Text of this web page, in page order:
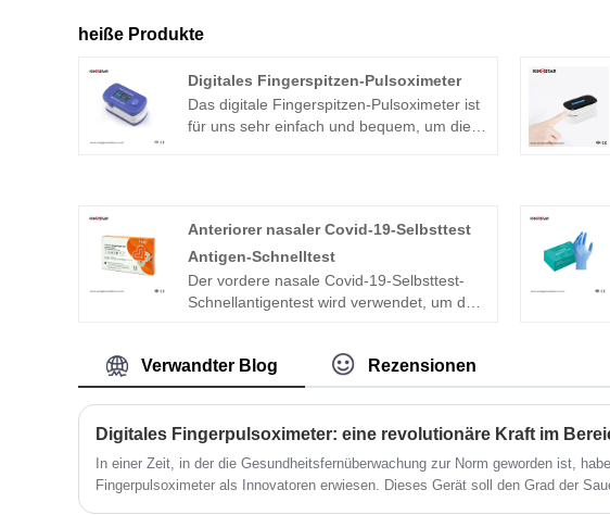
heiße Produkte
Digitales Fingerspitzen-Pulsoximeter
Das digitale Fingerspitzen-Pulsoximeter ist
für uns sehr einfach und bequem, um die
Gesundheit zu beobachten.
Anteriorer nasaler Covid-19-Selbsttest
Antigen-Schnelltest
Der vordere nasale Covid-19-Selbsttest-
Schnellantigentest wird verwendet, um das
Nasenabstrichproben nachzuweisen.
Verwandter Blog Rezensionen
In einer Zeit, in der die Gesundheitsfernüberwachung zur Norm geworden ist,
Fingerpulsoximeter als Innovatoren erwiesen. Dieses Gerät soll den Grad der